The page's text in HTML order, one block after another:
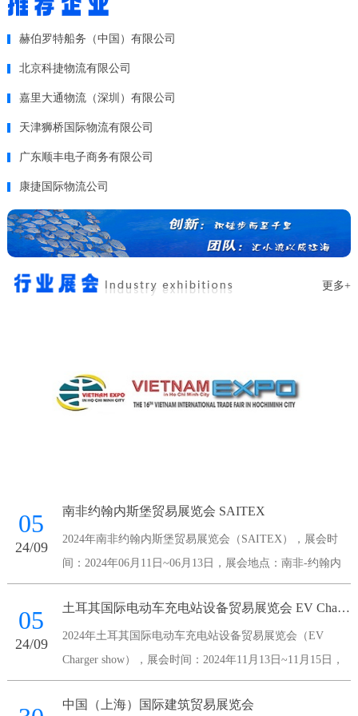
赫伯罗特船务（中国）有限公司
北京科捷物流有限公司
嘉里大通物流（深圳）有限公司
天津狮桥国际物流有限公司
广东顺丰电子商务有限公司
康捷国际物流公司
更多+
05
24/09
南非约翰内斯堡贸易展览会 SAITEX
2024年南非约翰内斯堡贸易展览会（SAITEX），展会时
间：2024年06月11日~06月13日，展会地点：南非-约翰内
斯堡-Maude Street Sandown 2196 South Africa-南非桑顿会议
中心，主办方：南非国家展览
05
24/09
土耳其国际电动车充电站设备贸易展览会 EV Charger show
2024年土耳其国际电动车充电站设备贸易展览会（EV
Charger show），展会时间：2024年11月13日~11月15日，
展会地点：土耳其-伊斯坦布尔-伊斯坦布尔展览中心，主办
方：Voli Fuar Hizmetleri A.S.
中国（上海）国际建筑贸易展览会